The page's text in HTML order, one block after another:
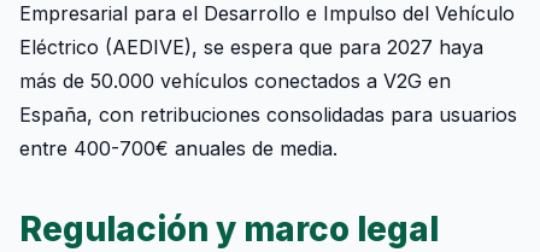
Empresarial para el Desarrollo e Impulso del Vehículo
Eléctrico (AEDIVE), se espera que para 2027 haya
más de 50.000 vehículos conectados a V2G en
España, con retribuciones consolidadas para usuarios
entre 400-700€ anuales de media.
Regulación y marco legal